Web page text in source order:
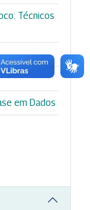
Técnicos
em Dados